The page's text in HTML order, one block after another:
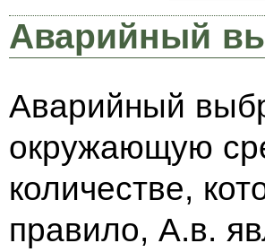
Аварийный
Аварийный
окружающую
количестве,
правило, А.в.